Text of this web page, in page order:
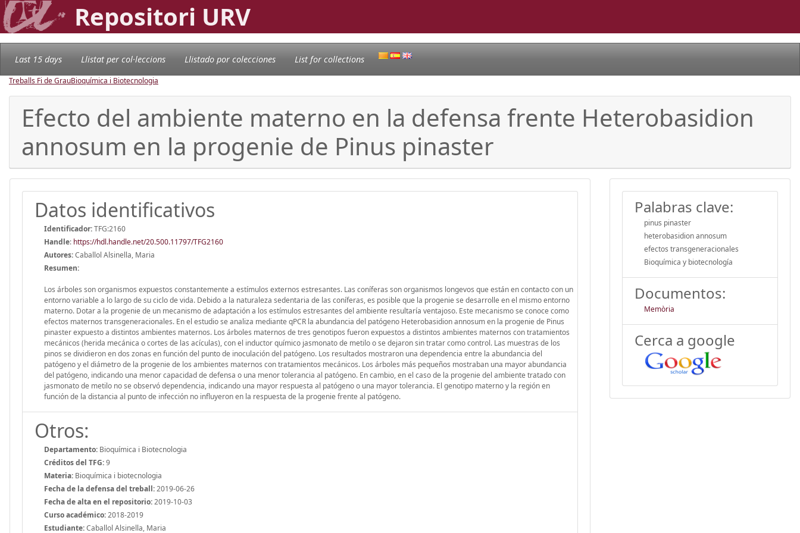
Repositori URV
Last 15 days Llistat per col·leccions Llistado por colecciones List for collections
Treballs Fi de GrauBioquímica i Biotecnologia
Efecto del ambiente materno en la defensa frente Heterobasidion
annosum en la progenie de Pinus pinaster
Datos identificativos
Identificador:TFG:2160
Handle: https://hdl.handle.net/20.500.11797/TFG2160
Autores:Caballol Alsinella, Maria
Resumen:
Los árboles son organismos expuestos constantemente a estímulos externos estresantes. Las coníferas son organismos longevos que están en contacto con un
entorno variable a lo largo de su ciclo de vida. Debido a la naturaleza sedentaria de las coníferas, es posible que la progenie se desarrolle en el mismo entorno
materno. Dotar a la progenie de un mecanismo de adaptación a los estímulos estresantes del ambiente resultaría ventajoso. Este mecanismo se conoce como
efectos maternos transgeneracionales. En el estudio se analiza mediante qPCR la abundancia del patógeno Heterobasidion annosum en la progenie de Pinus
pinaster expuesto a distintos ambientes maternos. Los árboles maternos de tres genotipos fueron expuestos a distintos ambientes maternos con tratamientos
mecánicos (herida mecánica o cortes de las acículas), con el inductor químico jasmonato de metilo o se dejaron sin tratar como control. Las muestras de los
pinos se dividieron en dos zonas en función del punto de inoculación del patógeno. Los resultados mostraron una dependencia entre la abundancia del
patógeno y el diámetro de la progenie de los ambientes maternos con tratamientos mecánicos. Los árboles más pequeños mostraban una mayor abundancia
del patógeno, indicando una menor capacidad de defensa o una menor tolerancia al patógeno. En cambio, en el caso de la progenie del ambiente tratado con
jasmonato de metilo no se observó dependencia, indicando una mayor respuesta al patógeno o una mayor tolerancia. El genotipo materno y la región en
función de la distancia al punto de infección no influyeron en la respuesta de la progenie frente al patógeno.
Otros:
Departamento: Bioquímica i Biotecnologia
Créditos del TFG:9
Materia: Bioquímica i biotecnologia
Fecha de la defensa del treball:2019-06-26
Fecha de alta en el repositorio:2019-10-03
Curso académico:2018-2019
Estudiante:Caballol Alsinella, Maria
Palabras clave:
pinus pinaster
heterobasidion annosum
efectos transgeneracionales
Bioquímica y biotecnología
Documentos:
Memòria
Cerca a google